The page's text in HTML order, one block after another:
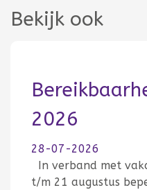
Bekijk ook
2026
28-07-2026
In verband met
t/m 21 augustus